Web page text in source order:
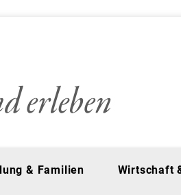
& Familien Wirtschaft